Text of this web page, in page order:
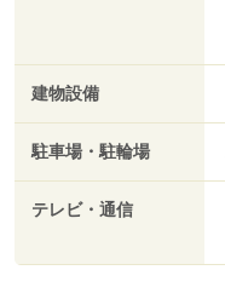
建物設備
駐車場・駐輪場
テレビ・通信